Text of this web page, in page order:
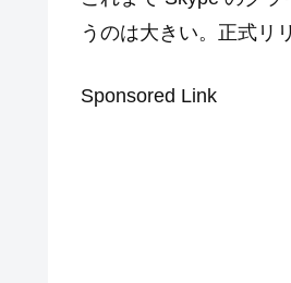
うのは大きい。正式リ
Sponsored Link